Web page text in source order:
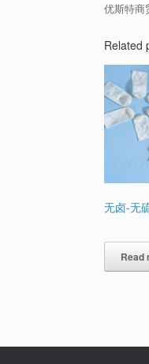
优斯特商
Related
无卤-无
Read